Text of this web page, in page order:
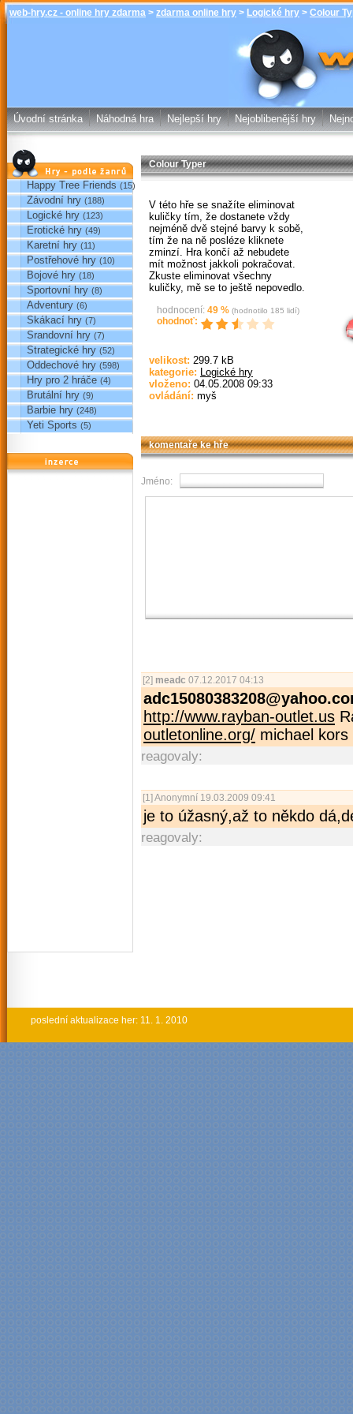
web-hry.cz - online hry zdarma > zdarma online hry > Logické hry > Colour
Colour
online hry
Úvodní stránka Náhodná hra Nejlepší hry Nejoblibenější hry
Hry podle žánrů
Happy Tree Friends (15)
Závodní hry (188)
Logické hry (123)
Erotické hry (49)
Karetní hry (11)
Postřehové hry (10)
Bojové hry (18)
Sportovní hry (8)
Adventury (6)
Skákací hry (7)
Srandovní hry (7)
Strategické hry (52)
Oddechové hry (598)
Hry pro 2 hráče (4)
Brutální hry (9)
Barbie hry (248)
Yeti Sports (5)
reklama
Colour Typer
V této hře se snažíte eliminovat
kuličky tím, že dostanete vždy
nejméně dvě stejné barvy k sobě,
tím že na ně posléze kliknete
zminzí. Hra končí až nebudete
mít možnost jakkoli pokračovat.
Zkuste eliminovat všechny
kuličky, mě se to ještě nepovedlo.
hodnocení: 49 % (hodnotilo 185 lidí)
ohodnoť:
velikost: 299.7 kB
kategorie: Logické hry
vloženo: 04.05.2008 09:33
ovládání: myš
komentaře ke hře
Jméno:
[2] meadc 07.12.2017 04:13
http://www.rayban-outlet.us
outletonline.org/ michael
reagovaly:
[1] Anonymní 19.03.2009 09:41
je to úžasný,až to někdo
reagovaly:
poslední aktualizace her: 11. 1. 2010